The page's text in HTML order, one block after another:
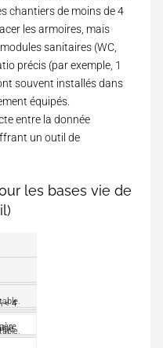
chantiers de moins de 4
les armoires, mais
sanitaires (WC,
précis (par exemple, 1
souvent installés dans
équipés.
entre la donnée
un outil de
les bases vie de
< 4